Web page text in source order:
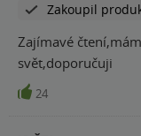
Zakoupil
Zajímavé
svět,doporučuji
24